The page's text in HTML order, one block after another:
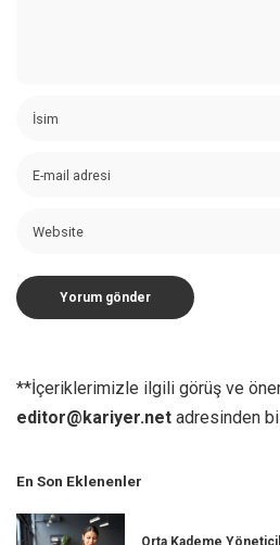
**İçeriklerimizle ilgili görüş ve
editor@kariyer.net adresinden
En Son Eklenenler
Orta Kademe